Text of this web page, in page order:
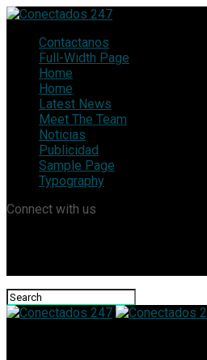
Contactanos
Full-Width Page
Home
Home
Latest News
Meet The Team
Noticias
Publicidad
Sample Page
Typography
Connect with us